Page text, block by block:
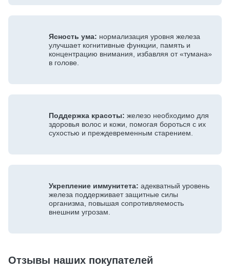
Ясность ума: нормализация уровня железа
улучшает когнитивные функции, память и
концентрацию внимания, избавляя от «тумана»
в голове.
Поддержка красоты: железо необходимо для
здоровья волос и кожи, помогая бороться с их
сухостью и преждевременным старением.
Укрепление иммунитета: адекватный уровень
железа поддерживает защитные силы
организма, повышая сопротивляемость
внешним угрозам.
Отзывы наших покупателей